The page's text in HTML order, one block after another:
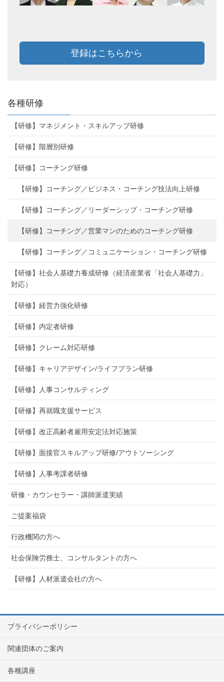
登録はこちらから
各種研修
【研修】マネジメント・スキルアップ研修
【研修】階層別研修
【研修】コーチング研修
【研修】コーチング／ビジネス・コーチング技法向上研修
【研修】コーチング／リーダーシップ・コーチング研修
【研修】コーチング／営業マンのためのコーチング研修
【研修】コーチング／コミュニケーション・コーチング研修
【研修】社会人基礎力養成研修（経済産業省「社会人基礎力」
対応）
【研修】経営力強化研修
【研修】内定者研修
【研修】クレーム対応研修
【研修】キャリアデザイン/ライフプラン研修
【研修】人事コンサルティング
【研修】再就職支援サービス
【研修】改正高齢者雇用安定法対応施策
【研修】面接官スキルアップ研修/アウトソーシング
【研修】人事考課者研修
研修・カウンセラー・講師派遣実績
ご提案福袋
行政機関の方へ
社会保険労務士、コンサルタントの方へ
【研修】人材派遣会社の方へ
プライバシーポリシー
関連団体のご案内
各種講座